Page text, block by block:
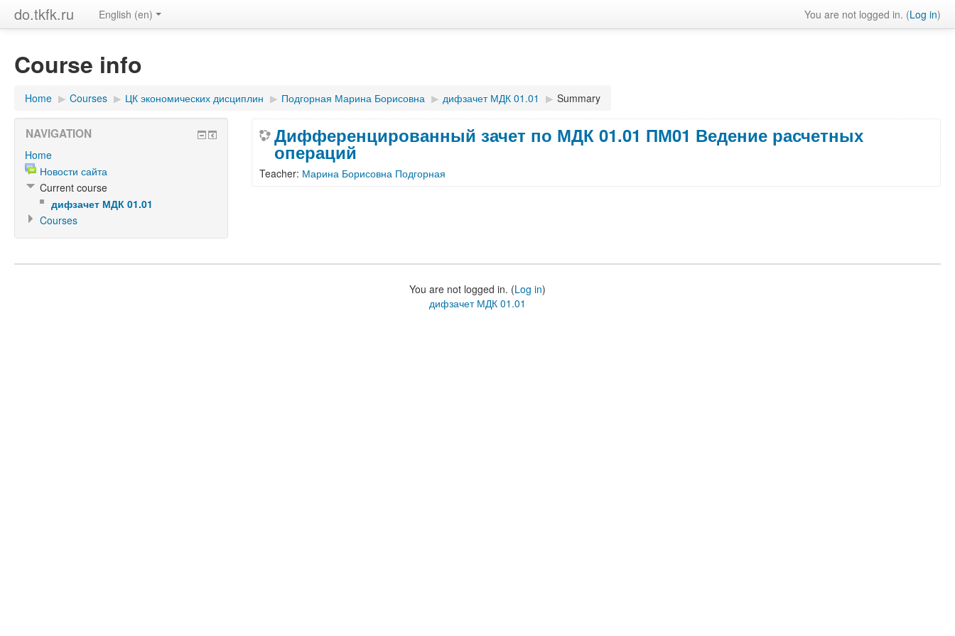
do.tkfk.ru You are not logged in. (Log in)
English (en)
Course info
Home ▶︎ Courses ▶︎ ЦК экономических дисциплин ▶︎ Подгорная Марина Борисовна ▶︎ дифзачет МДК 01.01 ▶︎ Summary
Дифференцированный зачет по МДК 01.01 ПМ01 Ведение расчетных
операций
Teacher: Марина Борисовна Подгорная
NAVIGATION
Home
Новости сайта
Current course
дифзачет МДК 01.01
Courses
You are not logged in. (Log in)
дифзачет МДК 01.01